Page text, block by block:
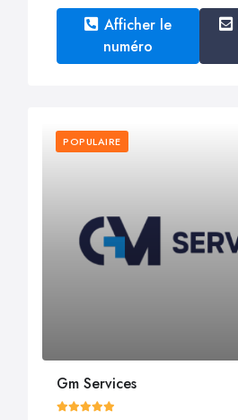
Afficher le
numéro
POPULAIRE
Gm Services